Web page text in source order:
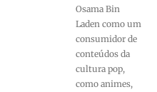
Osama Bin
Laden como um
consumidor de
conteúdos da
cultura pop,
como animes,